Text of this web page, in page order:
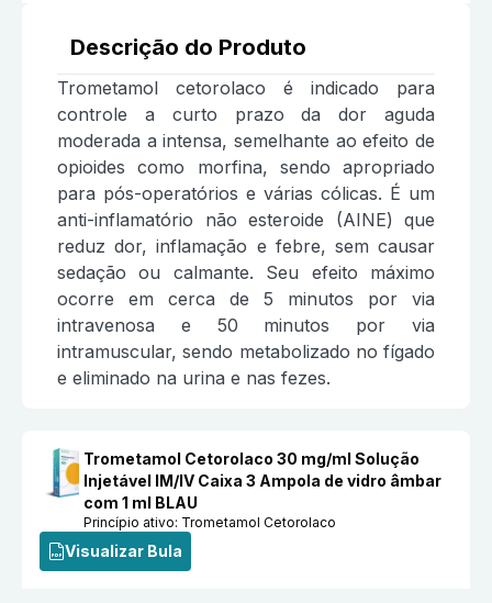
Descrição do Produto
Trometamol cetorolaco é indicado para
controle a curto prazo da dor aguda
moderada a intensa, semelhante ao efeito de
opioides como morfina, sendo apropriado
para pós-operatórios e várias cólicas. É um
anti-inflamatório não esteroide (AINE) que
reduz dor, inflamação e febre, sem causar
sedação ou calmante. Seu efeito máximo
ocorre em cerca de 5 minutos por via
intravenosa e 50 minutos por via
intramuscular, sendo metabolizado no fígado
e eliminado na urina e nas fezes.
Trometamol Cetorolaco 30 mg/ml Solução
Injetável IM/IV Caixa 3 Ampola de vidro âmbar
com 1 ml BLAU
Princípio ativo: Trometamol Cetorolaco
Visualizar Bula